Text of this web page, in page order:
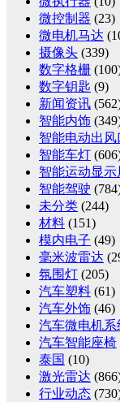
微控制器 (23)
微电机马达
摄像头 (339)
数字格栅
数字钥匙 (9)
新闻资讯
智能内饰
智能电动出风
智能车灯
智能运动显示
智能驾驶
未分类 (244)
材料 (151)
模内电子 (49)
毫米波雷达
氛围灯 (205)
汽车塑料 (61)
汽车外饰 (46)
汽车微电机系
汽车智能座椅
泰国 (10)
激光雷达
行业动态